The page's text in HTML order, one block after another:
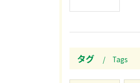
タグ Tags